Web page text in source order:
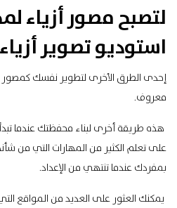
لتصبح مصور أزياء
استوديو تصوير
إحدى الطرق الأخرى لتطوير نفسك كمصور
معروف.
هذه طريقة أخرى لبناء محفظتك عندما تبدأ
على تعلم الكثير من المهارات التي من
بمفردك عندما تنتهي من الإعداد.
يمكنك العثور على العديد من المواقع